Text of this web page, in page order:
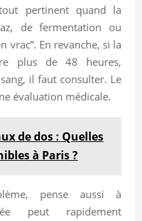
pertinent quand la
de fermentation ou
vrac”. En revanche, si la
plus de 48 heures,
il faut consulter. Le
évaluation médicale.
de dos : Quelles
à Paris ?
pense aussi à
peut rapidement